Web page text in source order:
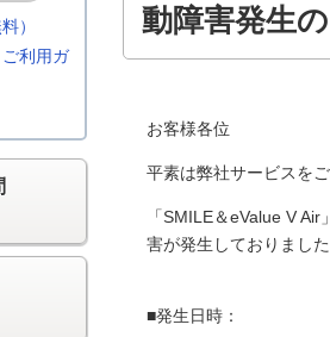
動障害発生
お客様各位
平素は弊社サービスを
「SMILE＆eValue V
害が発生しておりました
■発生日時：
）
利用ガ